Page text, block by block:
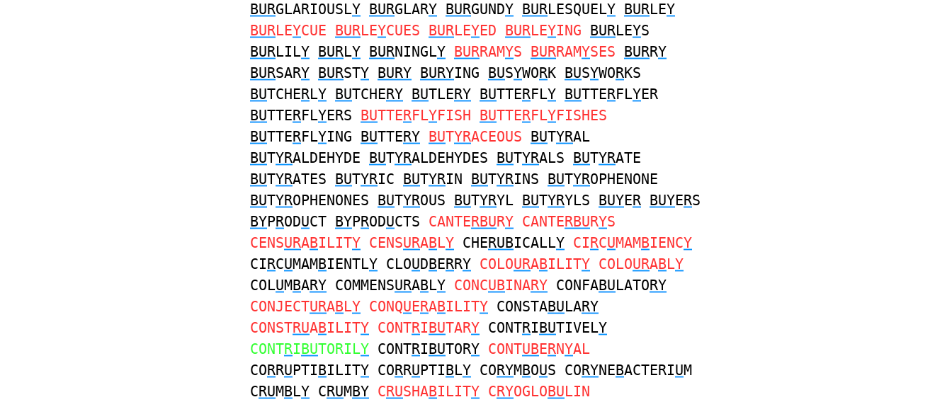
BURGLARIOUSLY BURGLARY BURGUNDY BURLESQUELY BURLEY
BURLEYCUE BURLEYCUES BURLEYED BURLEYING BURLEYS
BURLILY BURLY BURNINGLY BURRAMYS BURRAMYSES BURRY
BURSARY BURSTY BURY BURYING BUSYWORK BUSYWORKS
BUTCHERLY BUTCHERY BUTLERY BUTTERFLY BUTTERFLYER
BUTTERFLYERS BUTTERFLYFISH BUTTERFLYFISHES
BUTTERFLYING BUTTERY BUTYRACEOUS BUTYRAL
BUTYRALDEHYDE BUTYRALDEHYDES BUTYRALS BUTYRATE
BUTYRATES BUTYRIC BUTYRIN BUTYRINS BUTYROPHENONE
BUTYROPHENONES BUTYROUS BUTYRYL BUTYRYLS BUYER BUYERS
BYPRODUCT BYPRODUCTS CANTERBURY CANTERBURYS
CENSURABILITY CENSURABLY CHERUBICALLY CIRCUMAMBIENCY
CIRCUMAMBIENTLY CLOUDBERRY COLOURABILITY COLOURABLY
COLUMBARY COMMENSURABLY CONCUBINARY CONFABULATORY
CONJECTURABLY CONQUERABILITY CONSTABULARY
CONSTRUABILITY CONTRIBUTARY CONTRIBUTIVELY
CONTRIBUTORILY CONTRIBUTORY CONTUBERNYAL
CORRUPTIBILITY CORRUPTIBLY CORYMBOUS CORYNEBACTERIUM
CRUMBLY CRUMBY CRUSHABILITY CRYOGLOBULIN